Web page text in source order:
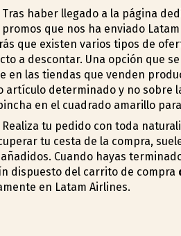
haber llegado a la página
que nos ha enviado
que existen varios tipos de
a descontar. Una opción que
en las tiendas que venden
artículo determinado y no sobre
en el cuadrado amarillo
tu pedido con toda
tu cesta de la compra,
Cuando hayas
dispuesto del carrito de compra
en Latam Airlines.